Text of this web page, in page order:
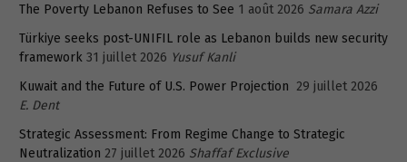
The Poverty Lebanon Refuses to See 1 août 2026 Samara Azzi
Türkiye seeks post-UNIFIL role as Lebanon builds new security
framework 31 juillet 2026 Yusuf Kanli
Kuwait and the Future of U.S. Power Projection 29 juillet 2026
E. Dent
Strategic Assessment: From Regime Change to Strategic
Neutralization 27 juillet 2026 Shaffaf Exclusive